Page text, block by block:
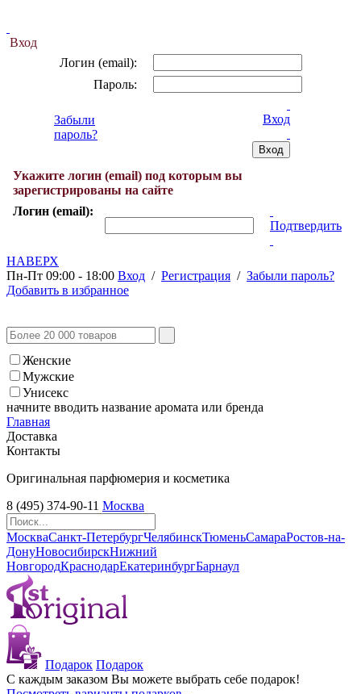
Вход
Логин (email):
Пароль:
Забыли
пароль?
Вход
Укажите логин (email) под которым вы
зарегистрированы на сайте
Логин (email):
Подтвердить
НАВЕРХ
Пн-Пт 09:00 - 18:00 Вход / Регистрация / Забыли пароль?
Добавить в избранное
Женские
Мужские
Унисекс
начните вводить название аромата или бренда
Главная
Доставка
Контакты
Оригинальная парфюмерия и косметика
8 (495) 374-90-11 Москва
МоскваСанкт-ПетербургЧелябинскТюменьСамараРостов-на-
ДонуНовосибирскНижний
НовгородКраснодарЕкатеринбургБарнаул
Подарок Подарок
С каждым заказом Вы можете выбрать себе подарок!